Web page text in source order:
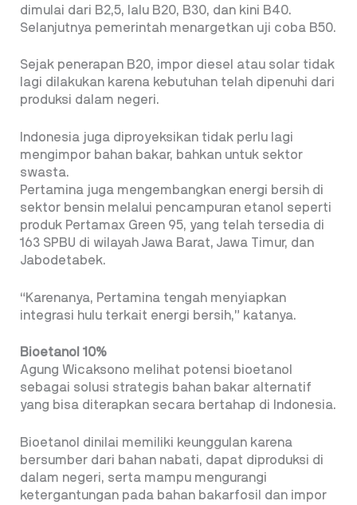
dimulai dari B2,5, lalu B20, B30, dan kini B40.
Selanjutnya pemerintah menargetkan uji coba B50.
Sejak penerapan B20, impor diesel atau solar tidak
lagi dilakukan karena kebutuhan telah dipenuhi dari
produksi dalam negeri.
Indonesia juga diproyeksikan tidak perlu lagi
mengimpor bahan bakar, bahkan untuk sektor
swasta.
Pertamina juga mengembangkan energi bersih di
sektor bensin melalui pencampuran etanol seperti
produk Pertamax Green 95, yang telah tersedia di
163 SPBU di wilayah Jawa Barat, Jawa Timur, dan
Jabodetabek.
“Karenanya, Pertamina tengah menyiapkan
integrasi hulu terkait energi bersih,” katanya.
Bioetanol 10%
Agung Wicaksono melihat potensi bioetanol
sebagai solusi strategis bahan bakar alternatif
yang bisa diterapkan secara bertahap di Indonesia.
Bioetanol dinilai memiliki keunggulan karena
bersumber dari bahan nabati, dapat diproduksi di
dalam negeri, serta mampu mengurangi
ketergantungan pada bahan bakarfosil dan impor